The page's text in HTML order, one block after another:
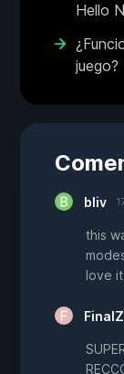
Hello
juego?
bliv
this
love it